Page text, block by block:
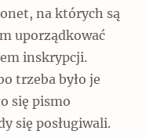
na których są
uporządkować
inskrypcji.
trzeba było je
się pismo
się posługiwali.